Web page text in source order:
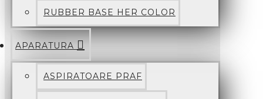
RUBBER BASE HER COLOR
APARATURA
ASPIRATOARE PRAF